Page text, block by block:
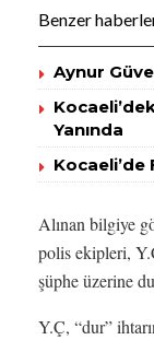
Benzer
Aynur
Yanında
Kocaeli’de
Alınan bilgiye
polis ekipleri,
şüphe üzerine
Y.Ç, “dur”